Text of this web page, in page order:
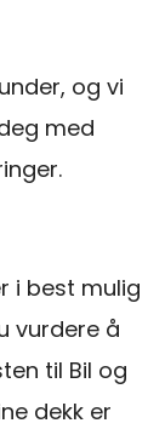
og vi
med
i best mulig
vurdere å
til Bil og
dekk er